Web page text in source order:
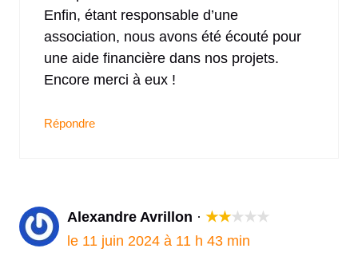
Enfin, étant responsable d’une
association, nous avons été écouté pour
une aide financière dans nos projets.
Encore merci à eux !
Répondre
Alexandre Avrillon · ★★★★★
le 11 juin 2024 à 11 h 43 min